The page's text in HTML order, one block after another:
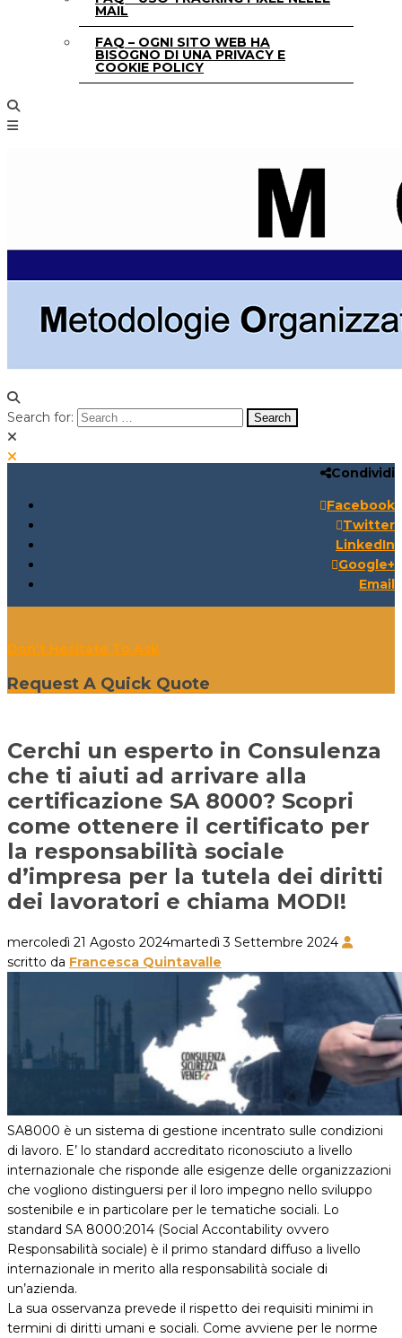
MAIL
FAQ – OGNI SITO WEB HA
BISOGNO DI UNA PRIVACY E
COOKIE POLICY
Search for:
Condividi
Facebook
Twitter
LinkedIn
Google+
Email
Don't Hesitate To Ask
Request A Quick Quote
Cerchi un esperto in Consulenza
che ti aiuti ad arrivare alla
certificazione SA 8000? Scopri
come ottenere il certificato per
la responsabilità sociale
d’impresa per la tutela dei diritti
dei lavoratori e chiama MODI!
mercoledì 21 Agosto 2024martedì 3 Settembre 2024
scritto da Francesca Quintavalle
SA8000 è un sistema di gestione incentrato sulle condizioni
di lavoro. E’ lo standard accreditato riconosciuto a livello
internazionale che risponde alle esigenze delle organizzazioni
che vogliono distinguersi per il loro impegno nello sviluppo
sostenibile e in particolare per le tematiche sociali. Lo
standard SA 8000:2014 (Social Accontability ovvero
Responsabilità sociale) è il primo standard diffuso a livello
internazionale in merito alla responsabilità sociale di
un’azienda.
La sua osservanza prevede il rispetto dei requisiti minimi in
termini di diritti umani e sociali. Come avviene per le norme